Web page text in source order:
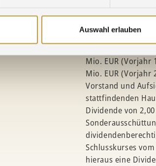
Auswahl erlauben
Nachrichten »
Im Rahmen der
2018 hat der
aufgestellten
Mio. EUR (Vorjahr
Mio. EUR (Vorjahr
Vorstand und
stattfindenden
Dividende von
Schlusskurses
hieraus eine